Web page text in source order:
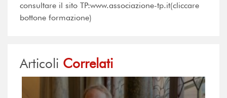
consultare il sito TP:www.associazione-tp.it(cliccare
bottone formazione)
Articoli Correlati